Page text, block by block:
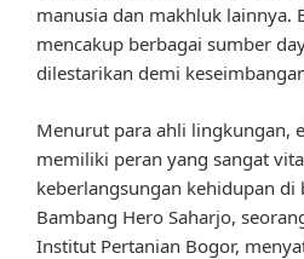
manusia dan makhluk lainnya.
mencakup berbagai sumber
dilestarikan demi
Menurut para ahli lingkungan,
memiliki peran yang sangat
keberlangsungan kehidupan di
Bambang Hero Saharjo,
Institut Pertanian Bogor,